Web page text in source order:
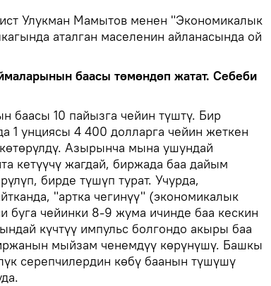
Улукман Мамытов менен "Экономикалык
аталган маселенин айланасында ой
баасы төмөндөп жатат. Себеби
10 пайызга чейин түштү. Бир
1 унциясы 4 400 долларга чейин жеткен
Азырынча мына ушундай
кетүүчү жагдай, биржада баа дайым
бирде түшүп турат. Учурда,
"артка чегинүү" (экономикалык
буга чейинки 8-9 жума ичинде баа кескин
күчтүү импульс болгондо акыры баа
мыйзам ченемдүү көрүнүшү. Башкы
серепчилердин көбү баанын түшүшү